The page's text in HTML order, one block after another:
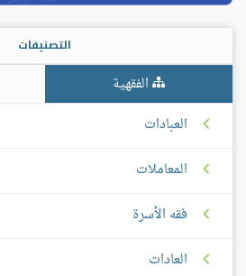
التصنيفات
الفقهية
العبادات
المعاملات
فقه الأسرة
العادات